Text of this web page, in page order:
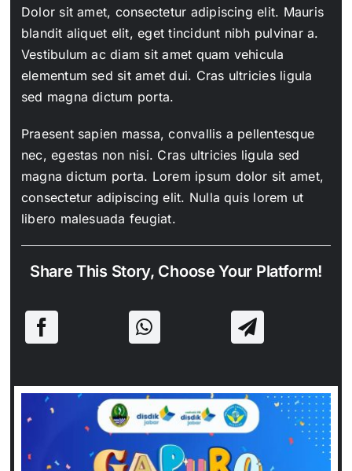
Dolor sit amet, consectetur adipiscing elit. Mauris
blandit aliquet elit, eget tincidunt nibh pulvinar a.
Vestibulum ac diam sit amet quam vehicula
elementum sed sit amet dui. Cras ultricies ligula
sed magna dictum porta.
Praesent sapien massa, convallis a pellentesque
nec, egestas non nisi. Cras ultricies ligula sed
magna dictum porta. Lorem ipsum dolor sit amet,
consectetur adipiscing elit. Nulla quis lorem ut
libero malesuada feugiat.
Share This Story, Choose Your Platform!